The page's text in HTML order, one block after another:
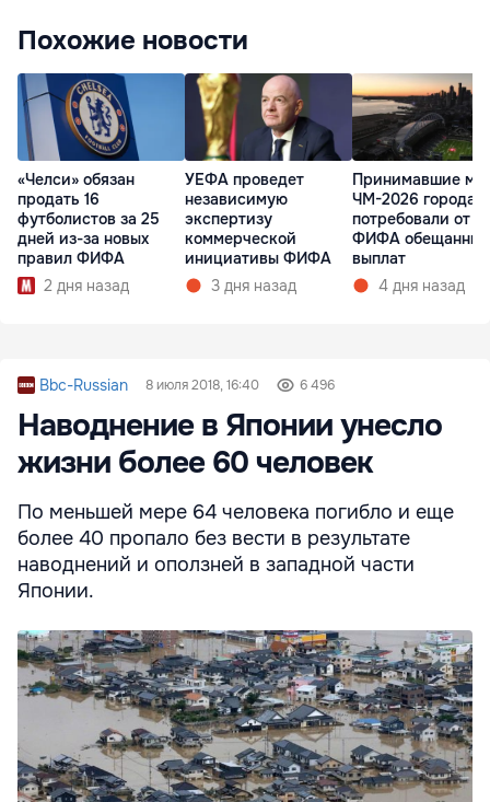
Похожие новости
«Челси» обязан
продать 16
футболистов за 25
дней из-за новых
правил ФИФА
2 дня назад
УЕФА проведет
независимую
экспертизу
коммерческой
инициативы ФИФА
3 дня назад
Принимавшие
ЧМ-2026 города
потребовали от
ФИФА обещанных
выплат
4 дня назад
Bbc-Russian 8 июля 2018, 16:40 6 496
Наводнение в Японии унесло
жизни более 60 человек
По меньшей мере 64 человека погибло и еще
более 40 пропало без вести в результате
наводнений и оползней в западной части
Японии.